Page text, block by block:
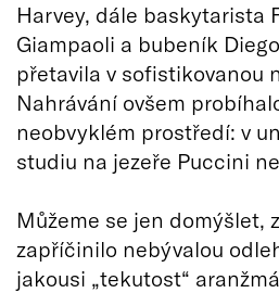
Harvey, dále baskytarista
Giampaoli a bubeník
přetavila v sofistikovanou
Nahrávání ovšem
neobvyklém prostředí: v
studiu na jezeře Puccini
Můžeme se jen domýšlet,
zapříčinilo nebývalou
jakousi „tekutost“